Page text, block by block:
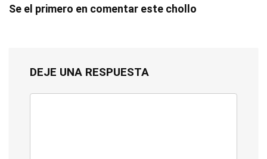
Se el primero en comentar este chollo
DEJE UNA RESPUESTA